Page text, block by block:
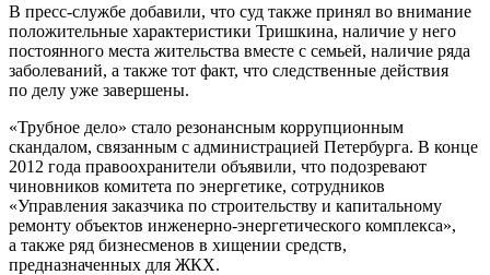
В пресс-службе добавили, что суд также принял во внимание
положительные характеристики Тришкина, наличие у него
постоянного места жительства вместе с семьей, наличие ряда
заболеваний, а также тот факт, что следственные действия
по делу уже завершены.
«Трубное дело» стало резонансным коррупционным
скандалом, связанным с администрацией Петербурга. В конце
2012 года правоохранители объявили, что подозревают
чиновников комитета по энергетике, сотрудников
«Управления заказчика по строительству и капитальному
ремонту объектов инженерно-энергетического комплекса»,
а также ряд бизнесменов в хищении средств,
предназначенных для ЖКХ.